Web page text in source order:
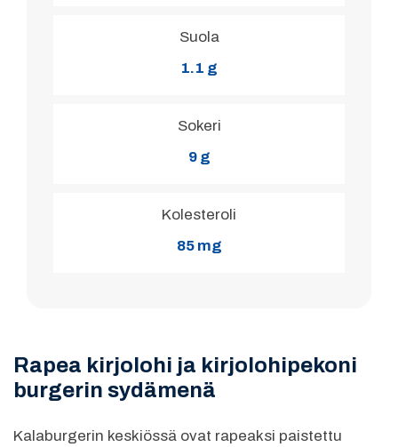
Suola
1.1 g
Sokeri
9 g
Kolesteroli
85 mg
Rapea kirjolohi ja kirjolohipekoni
burgerin sydämenä
Kalaburgerin keskiössä ovat rapeaksi paistettu